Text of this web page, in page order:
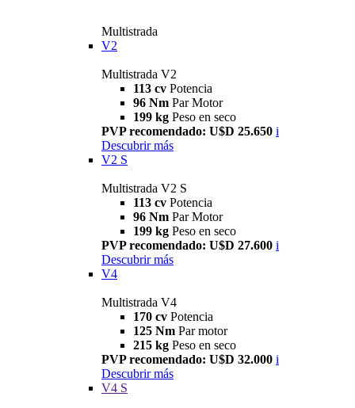
Multistrada
V2
Multistrada V2
113 cv Potencia
96 Nm Par Motor
199 kg Peso en seco
PVP recomendado: U$D 25.650 i
Descubrir más
V2 S
Multistrada V2 S
113 cv Potencia
96 Nm Par Motor
199 kg Peso en seco
PVP recomendado: U$D 27.600 i
Descubrir más
V4
Multistrada V4
170 cv Potencia
125 Nm Par motor
215 kg Peso en seco
PVP recomendado: U$D 32.000 i
Descubrir más
V4 S